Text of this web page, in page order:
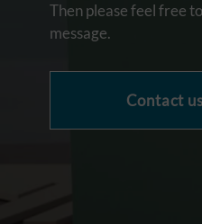
Then please feel free
message.
Contact us